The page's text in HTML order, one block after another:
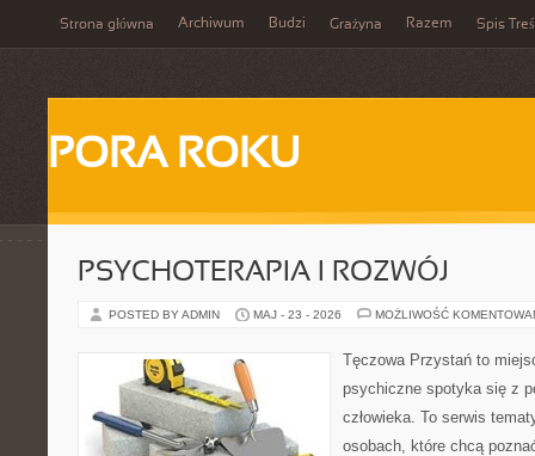
Strona główna Archiwum Budzi Grażyna Razem Spis
PORA ROKU
PSYCHOTERAPIA I ROZWÓJ
POSTED BY ADMIN MAJ - 23 - 2026 MOŻLIWOŚĆ
Tęczowa Przystań to
psychiczne spotyka się z
człowieka. To serwis
osobach, które chcą